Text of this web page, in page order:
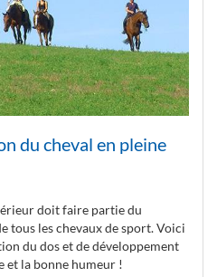
du cheval en pleine
doit faire partie du
tous les chevaux de sport. Voici
du dos et de développement
et la bonne humeur !